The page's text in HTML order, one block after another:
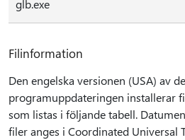
glb.exe
Filinformation
Den engelska versionen (USA) av
programuppdateringen installerar
som listas i följande tabell.
filer anges i Coordinated Universal